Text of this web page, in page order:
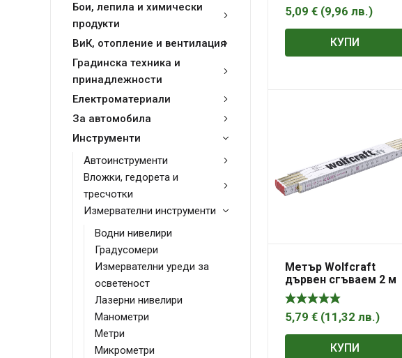
Бои, лепила и химически
продукти
ВиК, отопление и вентилация
Градинска техника и
принадлежности
Електроматериали
За автомобила
Инструменти
Автоинструменти
Вложки, гедорета и
тресчотки
Измервателни инструменти
Водни нивелири
Градусомери
Измервателни уреди за
осветеност
Лазерни нивелири
Манометри
Метри
Микрометри
5,09 € (9,96 лв.)
КУПИ
Метър Wolfcraft
дървен сгъваем 2 м
5,79 € (11,32 лв.)
КУПИ